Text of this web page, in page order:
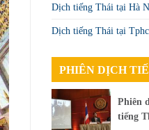
Dịch tiếng Thái tại Hà
Dịch tiếng Thái tại
PHIÊN DỊCH
Phiên
tiếng